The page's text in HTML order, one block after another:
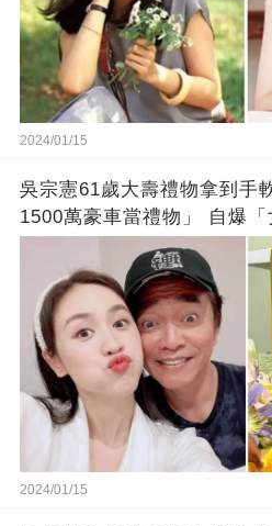
2024/01/15
吳宗憲61歲大壽禮物拿到手
1500萬豪車當禮物」 自爆
徒弟也不甘示弱!
2024/01/15